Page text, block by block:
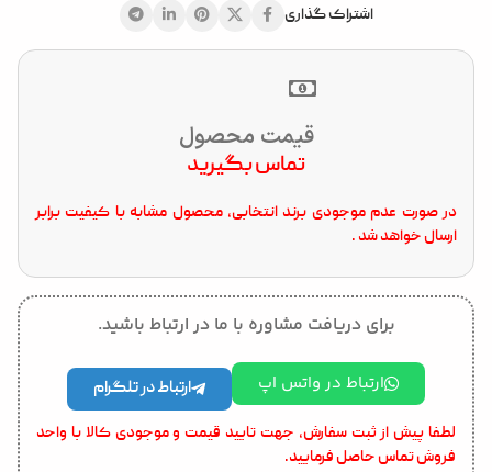
اشتراک گذاری
قیمت محصول
تماس بگیرید
در صورت عدم موجودی برند انتخابی، محصول مشابه با کیفیت برابر
ارسال خواهد شد .
برای دریافت مشاوره با ما در ارتباط باشید.
ارتباط در واتس اپ ارتباط در تلگرام
لطفا پیش از ثبت سفارش، جهت تایید قیمت و موجودی کالا با واحد
فروش تماس حاصل فرمایید.